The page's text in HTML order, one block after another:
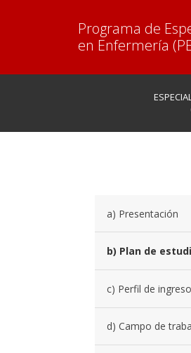
Programa de
en Enfermería
a) Presentación
b) Plan de
c) Perfil de
d) Campo de